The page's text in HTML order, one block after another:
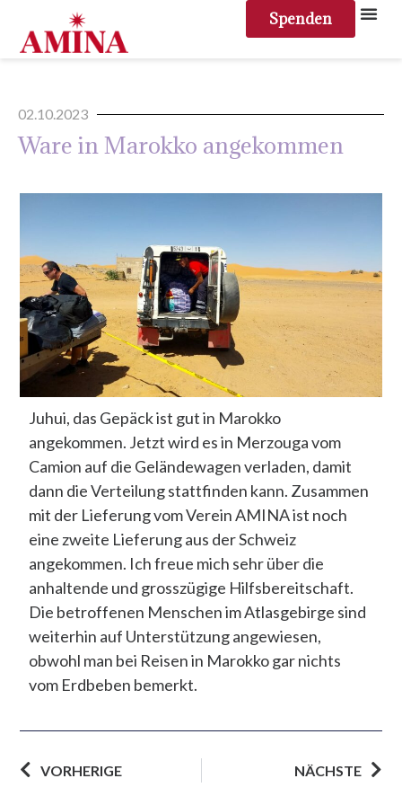
Spenden
02.10.2023
Ware in Marokko angekommen
Juhui, das Gepäck ist gut in Marokko
angekommen. Jetzt wird es in Merzouga vom
Camion auf die Geländewagen verladen, damit
dann die Verteilung stattfinden kann. Zusammen
mit der Lieferung vom Verein AMINA ist noch
eine zweite Lieferung aus der Schweiz
angekommen. Ich freue mich sehr über die
anhaltende und grosszügige Hilfsbereitschaft.
Die betroffenen Menschen im Atlasgebirge sind
weiterhin auf Unterstützung angewiesen,
obwohl man bei Reisen in Marokko gar nichts
vom Erdbeben bemerkt.
VORHERIGE NÄCHSTE